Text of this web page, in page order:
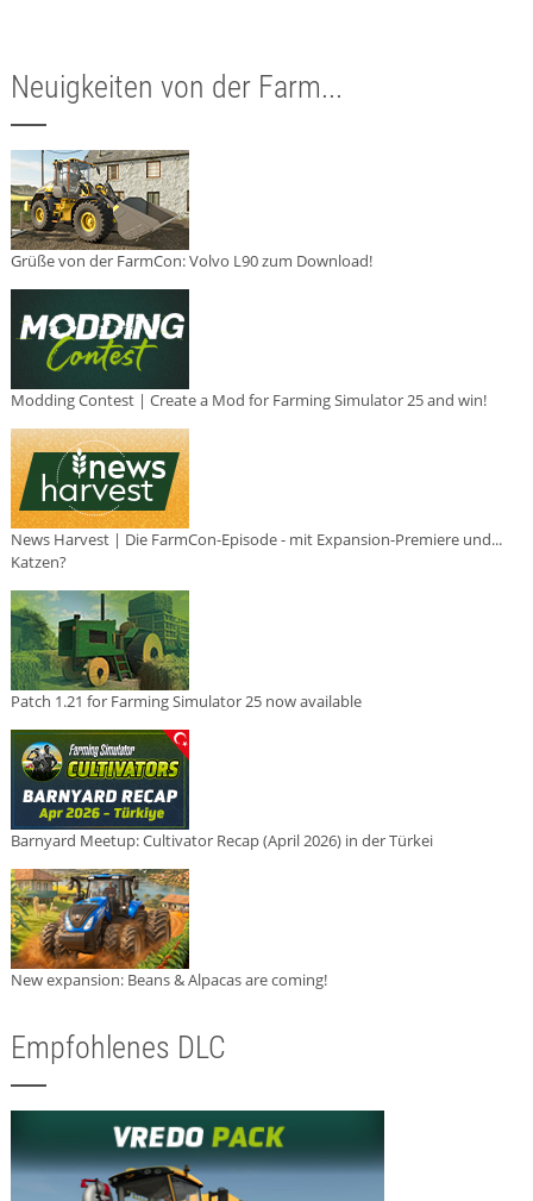
Neuigkeiten von der Farm...
Grüße von der FarmCon: Volvo L90 zum Download!
Modding Contest | Create a Mod for Farming Simulator 25 and win!
News Harvest | Die FarmCon-Episode - mit Expansion-Premiere und...
Katzen?
Patch 1.21 for Farming Simulator 25 now available
Barnyard Meetup: Cultivator Recap (April 2026) in der Türkei
New expansion: Beans & Alpacas are coming!
Empfohlenes DLC